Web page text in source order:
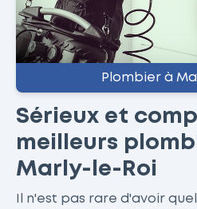
Plombier à
Sérieux et
meilleurs
Marly-le-Roi
Il n'est pas rare d'avoir